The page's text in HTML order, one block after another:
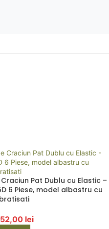
Pat Dublu cu Elastic –
6 Piese, model albastru cu
lei